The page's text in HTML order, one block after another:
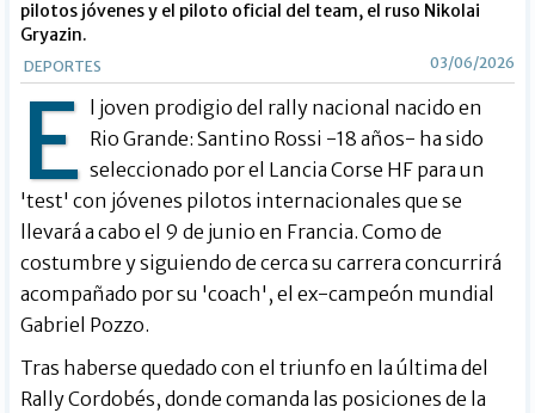
pilotos jóvenes y el piloto oficial del team, el ruso Nikolai
Gryazin.
DEPORTES 03/06/2026
E
l joven prodigio del rally nacional nacido en
Rio Grande: Santino Rossi -18 años- ha sido
seleccionado por el Lancia Corse HF para un
'test' con jóvenes pilotos internacionales que se
llevará a cabo el 9 de junio en Francia. Como de
costumbre y siguiendo de cerca su carrera concurrirá
acompañado por su 'coach', el ex-campeón mundial
Gabriel Pozzo.
Tras haberse quedado con el triunfo en la última del
Rally Cordobés, donde comanda las posiciones de la